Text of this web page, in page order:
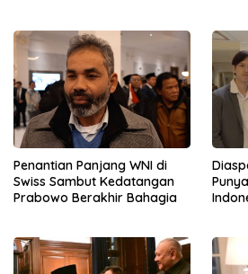
Penantian Panjang WNI di
Swiss Sambut Kedatangan
Prabowo Berakhir Bahagia